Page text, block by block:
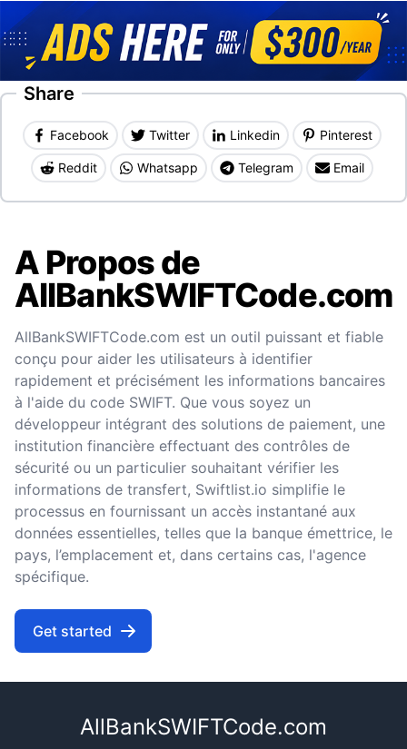
Share
Facebook Twitter Linkedin Pinterest
Reddit Whatsapp Telegram Email
A Propos de
AllBankSWIFTCode.com
AllBankSWIFTCode.com est un outil puissant et fiable
conçu pour aider les utilisateurs à identifier
rapidement et précisément les informations bancaires
à l'aide du code SWIFT. Que vous soyez un
développeur intégrant des solutions de paiement, une
institution financière effectuant des contrôles de
sécurité ou un particulier souhaitant vérifier les
informations de transfert, Swiftlist.io simplifie le
processus en fournissant un accès instantané aux
données essentielles, telles que la banque émettrice, le
pays, l’emplacement et, dans certains cas, l'agence
spécifique.
Get started
AllBankSWIFTCode.com